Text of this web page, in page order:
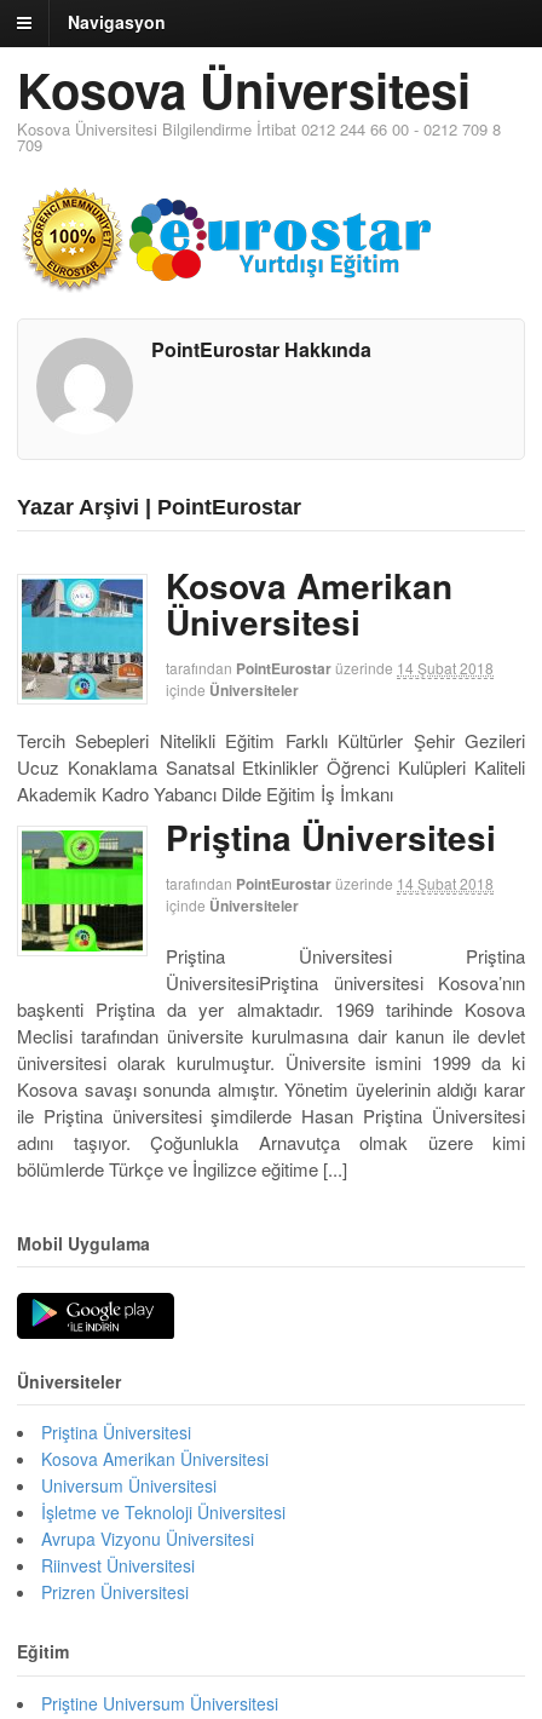
Navigasyon
Kosova Üniversitesi
Kosova Üniversitesi Bilgilendirme İrtibat 0212 244 66 00 - 0212 709 8
709
PointEurostar Hakkında
Yazar Arşivi | PointEurostar
Kosova Amerikan
Üniversitesi
tarafından PointEurostarüzerinde 14 Şubat 2018
içinde Üniversiteler
Tercih Sebepleri Nitelikli Eğitim Farklı Kültürler Şehir Gezileri
Ucuz Konaklama Sanatsal Etkinlikler Öğrenci Kulüpleri Kaliteli
Akademik Kadro Yabancı Dilde Eğitim İş İmkanı
Priştina Üniversitesi
tarafından PointEurostarüzerinde 14 Şubat 2018
içinde Üniversiteler
Priştina Üniversitesi Priştina
ÜniversitesiPriştina üniversitesi Kosova’nın
başkenti Priştina da yer almaktadır. 1969 tarihinde Kosova
Meclisi tarafından üniversite kurulmasına dair kanun ile devlet
üniversitesi olarak kurulmuştur. Üniversite ismini 1999 da ki
Kosova savaşı sonunda almıştır. Yönetim üyelerinin aldığı karar
ile Priştina üniversitesi şimdilerde Hasan Priştina Üniversitesi
adını taşıyor. Çoğunlukla Arnavutça olmak üzere kimi
bölümlerde Türkçe ve İngilizce eğitime [...]
Mobil Uygulama
Üniversiteler
Priştina Üniversitesi
Kosova Amerikan Üniversitesi
Universum Üniversitesi
İşletme ve Teknoloji Üniversitesi
Avrupa Vizyonu Üniversitesi
Riinvest Üniversitesi
Prizren Üniversitesi
Eğitim
Priştine Universum Üniversitesi